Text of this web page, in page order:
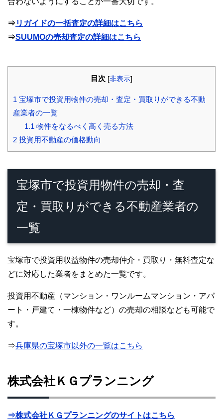
⇒リガイドの一括査定の詳細はこちら
⇒SUUMOの売却査定の詳細はこちら
目次 [非表示]
1 宝塚市で投資用物件の売却・査定・買取りができる不動
産業者の一覧
1.1 物件をなるべく高く売る方法
2 投資用不動産の価格動向
宝塚市で投資用物件の売却・査
定・買取りができる不動産業者の
一覧
宝塚市で投資用収益物件の売却仲介・買取り・無料査定な
どに対応した業者をまとめた一覧です。
投資用不動産（マンション・ワンルームマンション・アパ
ート・戸建て・一棟物件など）の売却の相談なども可能で
す。
⇒兵庫県の宝塚市以外の一覧はこちら
株式会社ＫＧプランニング
⇒株式会社ＫＧプランニングのサイトはこちら